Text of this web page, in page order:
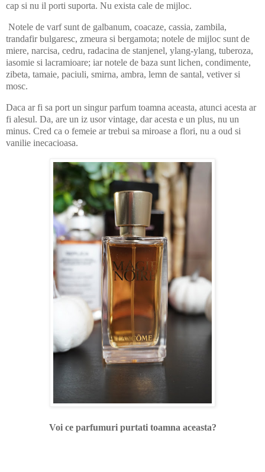
cap si nu il porti suporta. Nu exista cale de mijloc.
Notele de varf sunt de galbanum, coacaze, cassia, zambila,
trandafir bulgaresc, zmeura si bergamota; notele de mijloc sunt de
miere, narcisa, cedru, radacina de stanjenel, ylang-ylang, tuberoza,
iasomie si lacramioare; iar notele de baza sunt lichen, condimente,
zibeta, tamaie, paciuli, smirna, ambra, lemn de santal, vetiver si
mosc.
Daca ar fi sa port un singur parfum toamna aceasta, atunci acesta ar
fi alesul. Da, are un iz usor vintage, dar acesta e un plus, nu un
minus. Cred ca o femeie ar trebui sa miroase a flori, nu a oud si
vanilie inecacioasa.
Voi ce parfumuri purtati toamna aceasta?